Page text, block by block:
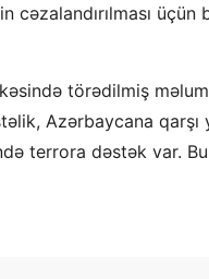
cəzalandırılması
törədilmiş
Azərbaycana
terrora dəstək var.